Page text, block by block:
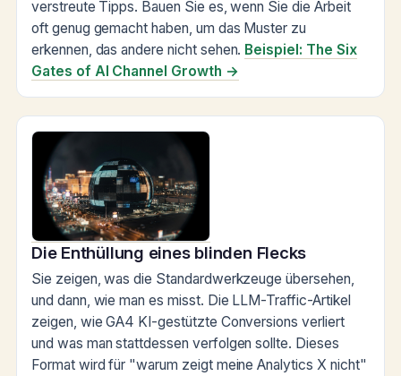
verstreute Tipps. Bauen Sie es, wenn Sie die Arbeit
oft genug gemacht haben, um das Muster zu
erkennen, das andere nicht sehen. Beispiel: The Six
Gates of AI Channel Growth →
Die Enthüllung eines blinden Flecks
Sie zeigen, was die Standardwerkzeuge übersehen,
und dann, wie man es misst. Die LLM-Traffic-Artikel
zeigen, wie GA4 KI-gestützte Conversions verliert
und was man stattdessen verfolgen sollte. Dieses
Format wird für "warum zeigt meine Analytics X nicht"